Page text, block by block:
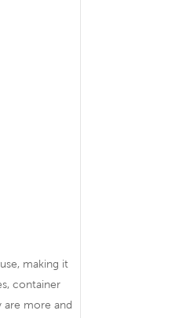
making it
container
are more and